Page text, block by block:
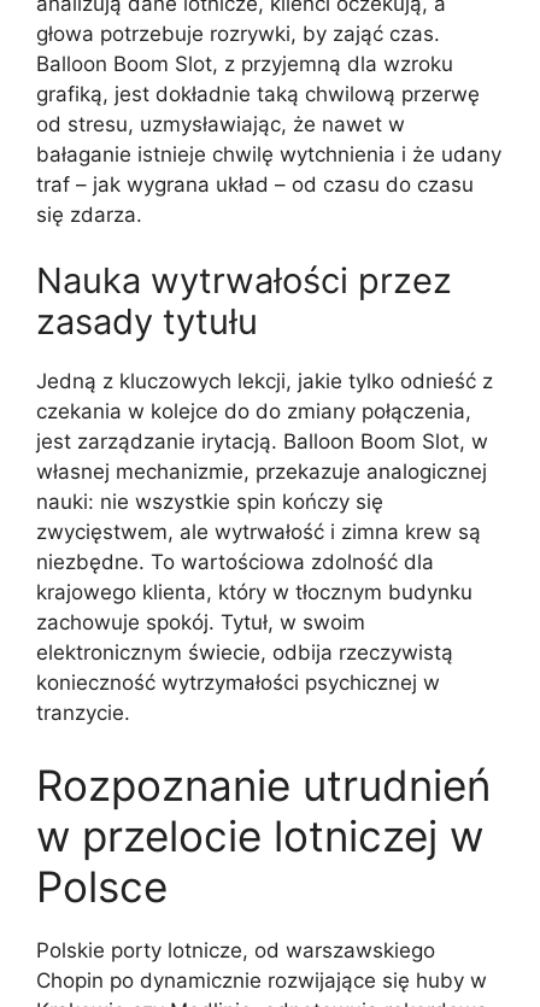
głowa potrzebuje rozrywki, by zająć czas.
Balloon Boom Slot, z przyjemną dla wzroku
grafiką, jest dokładnie taką chwilową przerwę
od stresu, uzmysławiając, że nawet w
bałaganie istnieje chwilę wytchnienia i że udany
traf – jak wygrana układ – od czasu do czasu
się zdarza.
Nauka wytrwałości przez
zasady tytułu
Jedną z kluczowych lekcji, jakie tylko odnieść z
czekania w kolejce do do zmiany połączenia,
jest zarządzanie irytacją. Balloon Boom Slot, w
własnej mechanizmie, przekazuje analogicznej
nauki: nie wszystkie spin kończy się
zwycięstwem, ale wytrwałość i zimna krew są
niezbędne. To wartościowa zdolność dla
krajowego klienta, który w tłocznym budynku
zachowuje spokój. Tytuł, w swoim
elektronicznym świecie, odbija rzeczywistą
konieczność wytrzymałości psychicznej w
tranzycie.
Rozpoznanie utrudnień
w przelocie lotniczej w
Polsce
Polskie porty lotnicze, od warszawskiego
Chopin po dynamicznie rozwijające się huby w